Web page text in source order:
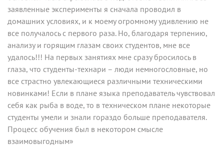
заявленные эксперименты я сначала проводил в
домашних условиях, и к моему огромному удивлению не
все получалось с первого раза. Но, благодаря терпению,
анализу и горящим глазам своих студентов, мне все
удалось!!! На первых занятиях мне сразу бросилось в
глаза, что студенты-технари – люди немногословные, но
все страстно увлекающиеся различными техническими
новинками! Если в плане языка преподаватель чувствовал
себя как рыба в воде, то в техническом плане некоторые
студенты умели и знали гораздо больше преподавателя.
Процесс обучения был в некотором смысле
взаимовыгодным»